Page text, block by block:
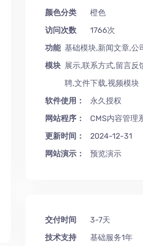
颜色分类
橙色
访问次数
1766次
功能
模块
基础模块,新闻文章,公
展示,联系方式,留言反
聘,文件下载,视频模块
软件使用：
永久授权
网站程序：
CMS内容管理
更新时间：
2024-12-31
网站演示：
预览演示
交付时间
3-7天
技术支持
基础服务1年